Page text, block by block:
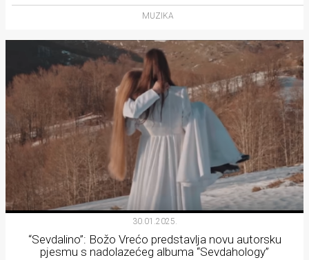
MUZIKA
30.01.2025.
“Sevdalino”: Božo Vrećo predstavlja novu autorsku
pjesmu s nadolazećeg albuma “Sevdahology”